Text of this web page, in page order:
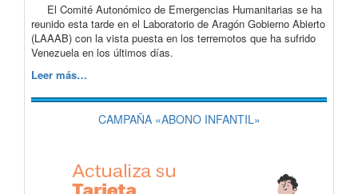
El Comité Autonómico de Emergencias Humanitarias se ha
reunido esta tarde en el Laboratorio de Aragón Gobierno Abierto
(LAAAB) con la vista puesta en los terremotos que ha sufrido
Venezuela en los últimos días.
Leer más…
CAMPAÑA «ABONO INFANTIL»